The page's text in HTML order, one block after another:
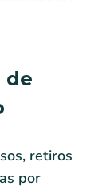
de
retiros
por